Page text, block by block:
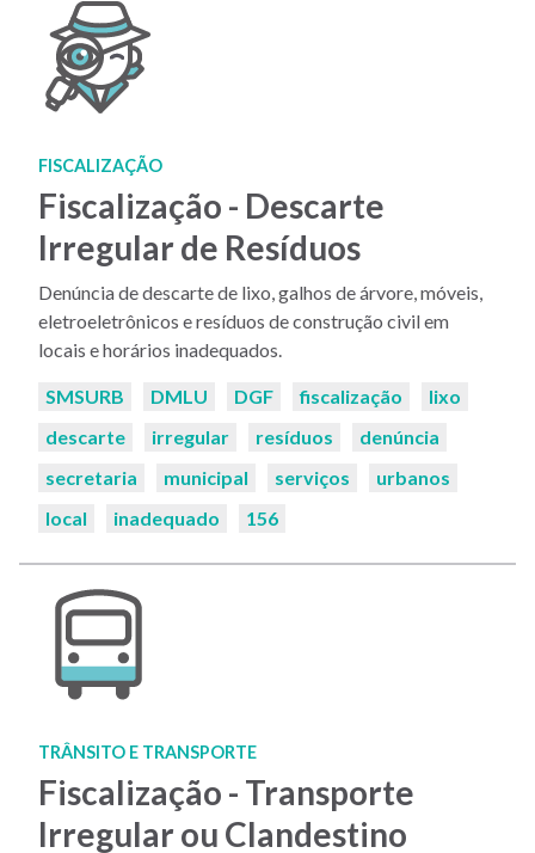
FISCALIZAÇÃO
Fiscalização - Descarte
Irregular de Resíduos
Denúncia de descarte de lixo, galhos de árvore, móveis,
eletroeletrônicos e resíduos de construção civil em
locais e horários inadequados.
Palavras-
SMSURB DMLU DGF fiscalização
lixo
descarte
irregular resíduos
denúncia
secretaria
municipal serviços
urbanos
local
inadequado 156
TRÂNSITO E TRANSPORTE
Fiscalização - Transporte
Irregular ou Clandestino